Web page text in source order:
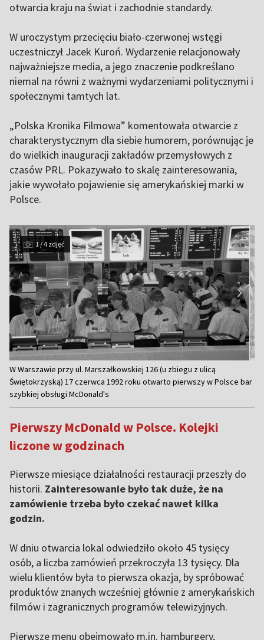
otwarcia kraju na świat i zachodnie standardy.
W uroczystym przecięciu biało-czerwonej wstęgi
uczestniczył Jacek Kuroń. Wydarzenie relacjonowały
najważniejsze media, a jego znaczenie podkreślano
niemal na równi z ważnymi wydarzeniami politycznymi i
społecznymi tamtych lat.
„Polska Kronika Filmowa” komentowała otwarcie z
charakterystycznym dla siebie humorem, porównując je
do wielkich inauguracji zakładów przemysłowych z
czasów PRL. Pokazywało to skalę zainteresowania,
jakie wywołało pojawienie się amerykańskiej marki w
Polsce.
1 / 4 zdjęć
Item
1
of
4
W Warszawie przy ul. Marszałkowskiej 126 (u zbiegu z ulicą
Świętokrzyską) 17 czerwca 1992 roku otwarto pierwszy w Polsce bar
szybkiej obsługi McDonald's
Pierwszy McDonald w Polsce. Kolejki
liczone w godzinach
Pierwsze miesiące działalności restauracji przeszły do
historii. Zainteresowanie było tak duże, że na
zamówienie trzeba było czekać nawet kilka
godzin.
W dniu otwarcia lokal odwiedziło około 45 tysięcy
osób, a liczba zamówień przekroczyła 13 tysięcy. Dla
wielu klientów była to pierwsza okazja, by spróbować
produktów znanych wcześniej głównie z amerykańskich
filmów i zagranicznych programów telewizyjnych.
Pierwsze menu obejmowało m.in. hamburgery,